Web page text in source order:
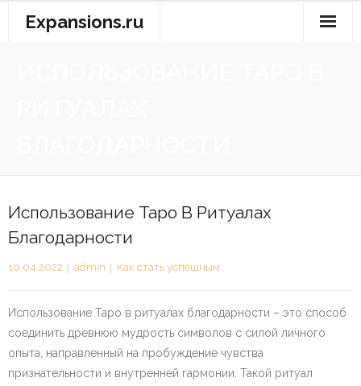
Expansions.ru
Использование Таро В Ритуалах
Благодарности
10.04.2022 admin Как стать успешным
Использование Таро в ритуалах благодарности – это способ
соединить древнюю мудрость символов с силой личного
опыта, направленный на пробуждение чувства
признательности и внутренней гармонии. Такой ритуал